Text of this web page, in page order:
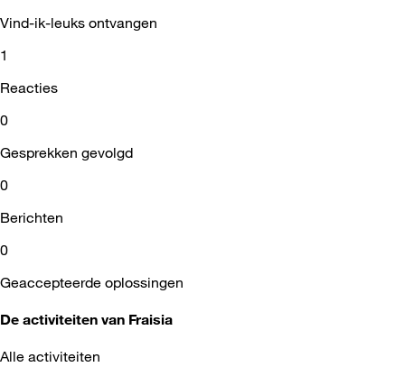
Vind-ik-leuks ontvangen
1
Reacties
0
Gesprekken gevolgd
0
Berichten
0
Geaccepteerde oplossingen
De activiteiten van Fraisia
Alle activiteiten